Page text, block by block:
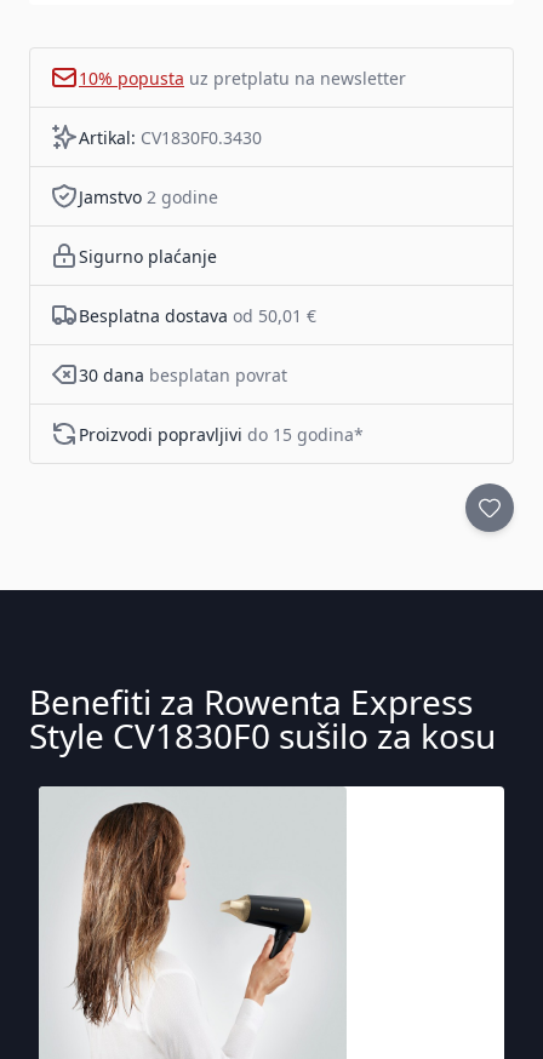
10% popusta uz pretplatu na newsletter
Artikal: CV1830F0.3430
Jamstvo 2 godine
Sigurno plaćanje
Besplatna dostava od 50,01 €
30 dana besplatan povrat
Proizvodi popravljivi do 15 godina*
Benefiti za Rowenta Express
Style CV1830F0 sušilo za kosu